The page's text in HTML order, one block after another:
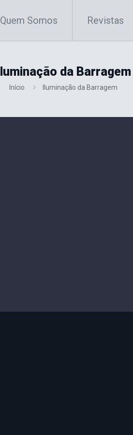
Quem Somos Revistas
Iluminação da Barragem
Início Iluminação da Barragem